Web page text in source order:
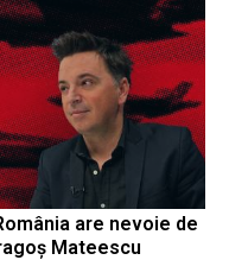
are nevoie de
Mateescu